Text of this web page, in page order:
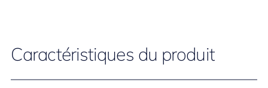
Caractéristiques du produit